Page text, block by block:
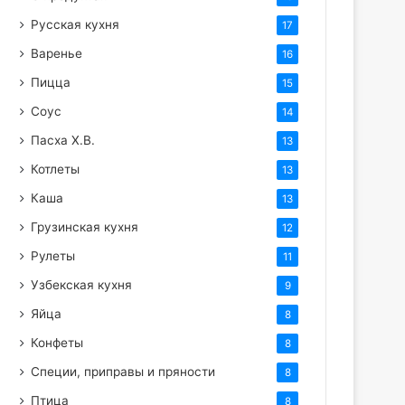
Русская кухня 17
Варенье 16
Пицца 15
Соус 14
Пасха Х.В. 13
Котлеты 13
Каша 13
Грузинская кухня 12
Рулеты 11
Узбекская кухня 9
Яйца 8
Конфеты 8
Специи, приправы и пряности 8
Птица 8